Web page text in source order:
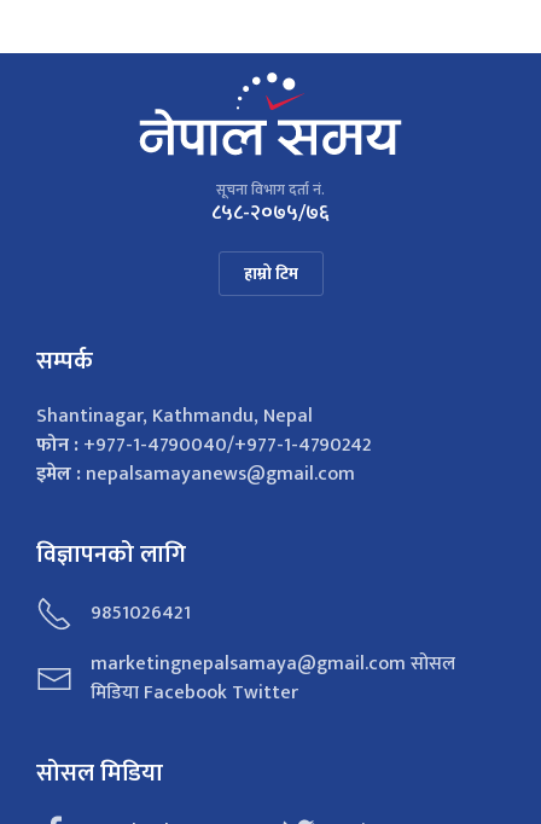
सूचना विभाग दर्ता नं.
८५८-२०७५/७६
हाम्रो टिम
सम्पर्क
Shantinagar, Kathmandu, Nepal
फोन :+977-1-4790040/+977-1-4790242
इमेल :nepalsamayanews@gmail.com
विज्ञापनको लागि
9851026421
marketingnepalsamaya@gmail.com सोसल
मिडिया Facebook Twitter
सोसल मिडिया